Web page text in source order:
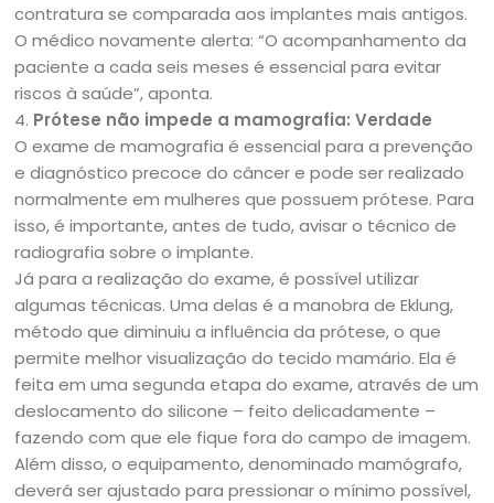
contratura se comparada aos implantes mais antigos.
O médico novamente alerta: “O acompanhamento da
paciente a cada seis meses é essencial para evitar
riscos à saúde”, aponta.
4. Prótese não impede a mamografia: Verdade
O exame de mamografia é essencial para a prevenção
e diagnóstico precoce do câncer e pode ser realizado
normalmente em mulheres que possuem prótese. Para
isso, é importante, antes de tudo, avisar o técnico de
radiografia sobre o implante.
Já para a realização do exame, é possível utilizar
algumas técnicas. Uma delas é a manobra de Eklung,
método que diminuiu a influência da prótese, o que
permite melhor visualização do tecido mamário. Ela é
feita em uma segunda etapa do exame, através de um
deslocamento do silicone – feito delicadamente –
fazendo com que ele fique fora do campo de imagem.
Além disso, o equipamento, denominado mamógrafo,
deverá ser ajustado para pressionar o mínimo possível,